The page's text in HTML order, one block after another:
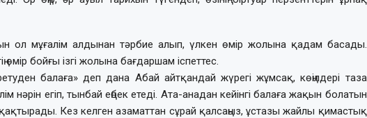
ол мұғалім алдынан тәрбие алып, үлкен өмір жолына қадам басады.
өмір бойғы ізгі жолына бағдаршам іспеттес.
балаға» деп дана Абай айтқандай жүрегі жұмсақ, көңілдері таза
нәрін егіп, тынбай еңбек етеді. Ата-анадан кейінгі балаға жақын болатын
Кез келген азаматтан сұрай қалсаңыз, ұстазы жайлы қимастық